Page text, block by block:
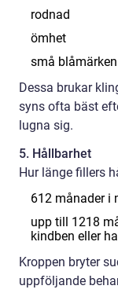
rodnad
ömhet
små blåmärken
Dessa brukar
syns ofta bäst
lugna sig.
5. Hållbarhet
Hur länge fillers
612 månader i
upp till 1218
kindben eller
Kroppen bryter
uppföljande